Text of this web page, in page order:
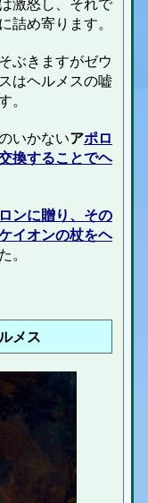
詰め寄ります。
ぶきますがゼウ
はヘルメスの嘘
。
いかないアポロ
換することでヘ
ンに贈り、その
イオンの杖をヘ
。
メス